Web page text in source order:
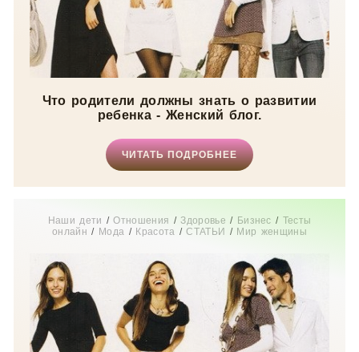
Что родители должны знать о развитии
ребенка - Женский блог.
ЧИТАТЬ ПОДРОБНЕЕ
Наши дети /Отношения /Здоровье / Бизнес / Тесты
онлайн / Мода / Красота /СТАТЬИ / Мир женщины